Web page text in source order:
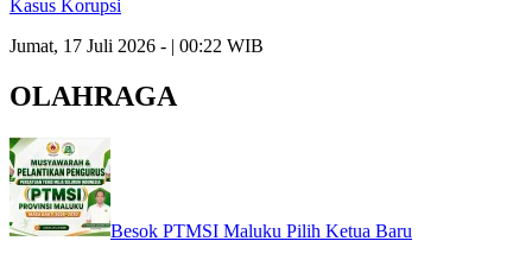
Kasus Korupsi
Jumat, 17 Juli 2026 - | 00:22 WIB
OLAHRAGA
Besok PTMSI Maluku Pilih Ketua Baru